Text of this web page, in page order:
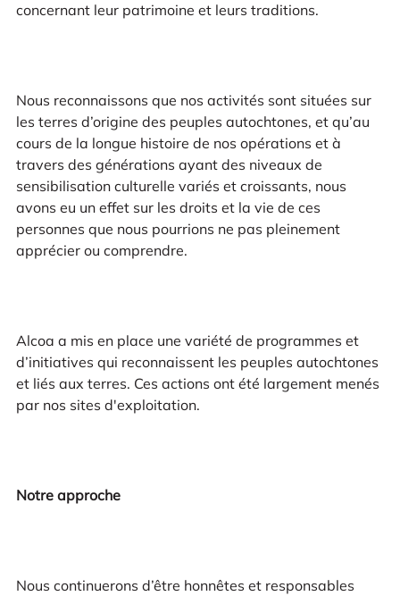
concernant leur patrimoine et leurs traditions.
Nous reconnaissons que nos activités sont situées sur
les terres d’origine des peuples autochtones, et qu’au
cours de la longue histoire de nos opérations et à
travers des générations ayant des niveaux de
sensibilisation culturelle variés et croissants, nous
avons eu un effet sur les droits et la vie de ces
personnes que nous pourrions ne pas pleinement
apprécier ou comprendre.
Alcoa a mis en place une variété de programmes et
d’initiatives qui reconnaissent les peuples autochtones
et liés aux terres. Ces actions ont été largement menés
par nos sites d'exploitation.
Notre approche
Nous continuerons d’être honnêtes et responsables